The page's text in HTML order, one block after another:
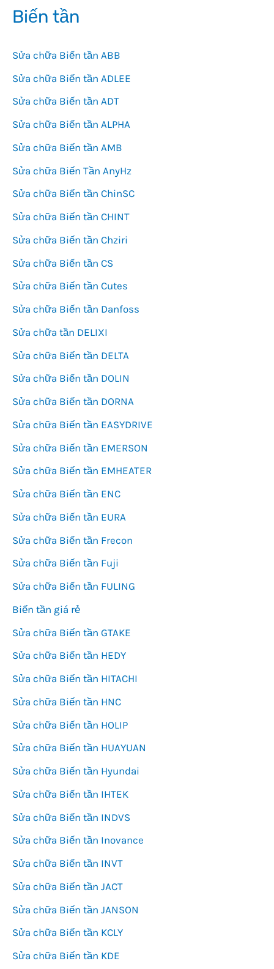
Biến tần
Sửa chữa Biến tần ABB
Sửa chữa Biến tần ADLEE
Sửa chữa Biến tần ADT
Sửa chữa Biến tần ALPHA
Sửa chữa Biến tần AMB
Sửa chữa Biến Tần AnyHz
Sửa chữa Biến tần ChinSC
Sửa chữa Biến tần CHINT
Sửa chữa Biến tần Chziri
Sửa chữa Biến tần CS
Sửa chữa Biến tần Cutes
Sửa chữa Biến tần Danfoss
Sửa chữa tần DELIXI
Sửa chữa Biến tần DELTA
Sửa chữa Biến tần DOLIN
Sửa chữa Biến tần DORNA
Sửa chữa Biến tần EASYDRIVE
Sửa chữa Biến tần EMERSON
Sửa chữa Biến tần EMHEATER
Sửa chữa Biến tần ENC
Sửa chữa Biến tần EURA
Sửa chữa Biến tần Frecon
Sửa chữa Biến tần Fuji
Sửa chữa Biến tần FULING
Biến tần giá rẻ
Sửa chữa Biến tần GTAKE
Sửa chữa Biến tần HEDY
Sửa chữa Biến tần HITACHI
Sửa chữa Biến tần HNC
Sửa chữa Biến tần HOLIP
Sửa chữa Biến tần HUAYUAN
Sửa chữa Biến tần Hyundai
Sửa chữa Biến tần IHTEK
Sửa chữa Biến tần INDVS
Sửa chữa Biến tần Inovance
Sửa chữa Biến tần INVT
Sửa chữa Biến tần JACT
Sửa chữa Biến tần JANSON
Sửa chữa Biến tần KCLY
Sửa chữa Biến tần KDE